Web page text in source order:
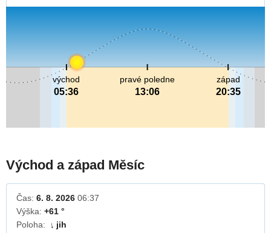
pravé poledne
13:06
východ
05:36
západ
20:35
Východ a západ Měsíc
Čas: 6. 8. 2026 06:37
Výška: +61 °
Poloha:
↓ jih